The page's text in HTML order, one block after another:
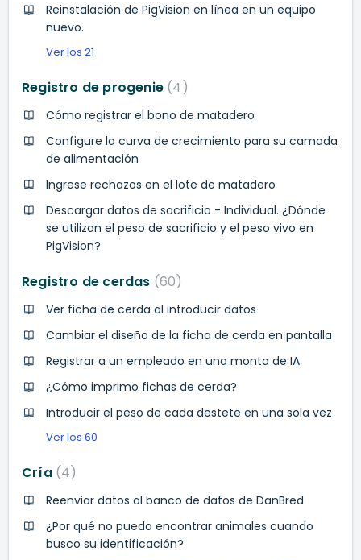
Reinstalación de PigVision en línea en un equipo
nuevo.
Ver los 21
Registro de progenie 4
Cómo registrar el bono de matadero
Configure la curva de crecimiento para su camada
de alimentación
Ingrese rechazos en el lote de matadero
Descargar datos de sacrificio - Individual. ¿Dónde
se utilizan el peso de sacrificio y el peso vivo en
PigVision?
Registro de cerdas 60
Ver ficha de cerda al introducir datos
Cambiar el diseño de la ficha de cerda en pantalla
Registrar a un empleado en una monta de IA
¿Cómo imprimo fichas de cerda?
Introducir el peso de cada destete en una sola vez
Ver los 60
Cría 4
Reenviar datos al banco de datos de DanBred
¿Por qué no puedo encontrar animales cuando
busco su identificación?